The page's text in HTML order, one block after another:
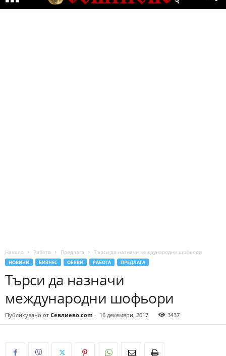
Начало Работа Предлага Търси да назначи международни шофьори
НОВИНИ БИЗНЕС ОБЯВИ РАБОТА ПРЕДЛАГА
Търси да назначи
международни шофьори
Публикувано от Севлиево.com - 16 декември, 2017 3437